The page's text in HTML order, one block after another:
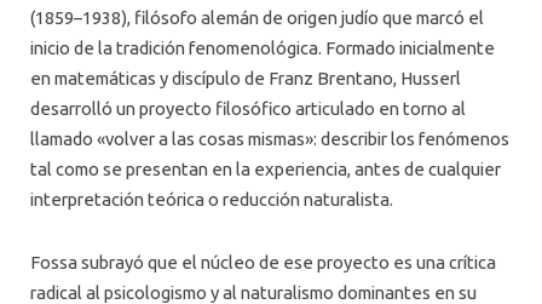
(1859–1938), filósofo alemán de origen judío que marcó el
inicio de la tradición fenomenológica. Formado inicialmente
en matemáticas y discípulo de Franz Brentano, Husserl
desarrolló un proyecto filosófico articulado en torno al
llamado «volver a las cosas mismas»: describir los fenómenos
tal como se presentan en la experiencia, antes de cualquier
interpretación teórica o reducción naturalista.
Fossa subrayó que el núcleo de ese proyecto es una crítica
radical al psicologismo y al naturalismo dominantes en su